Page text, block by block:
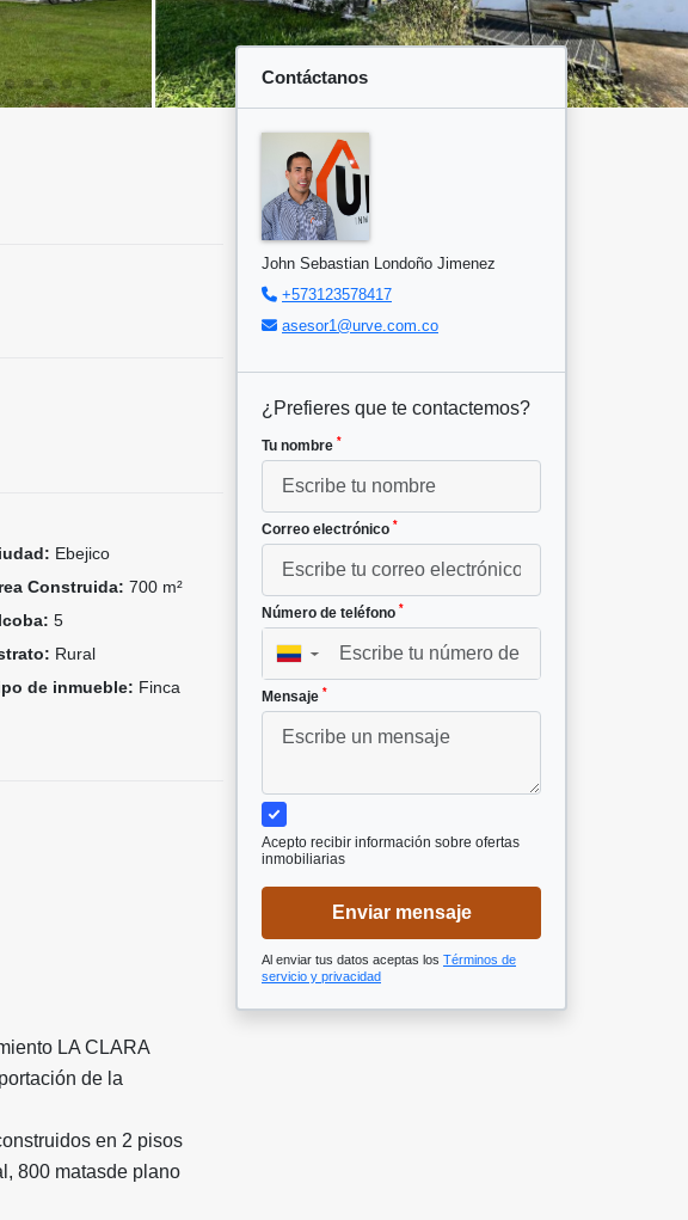
Ebejico
Construida: 700 m²
5
Rural
de inmueble: Finca
LA CLARA
de la
en 2 pisos
800 matasde plano
Contáctanos
John Sebastian Londoño Jimenez
+573123578417
asesor1@urve.com.co
¿Prefieres que te contactemos?
Tu nombre *
Correo electrónico *
Número de teléfono *
▼
Mensaje *
Acepto recibir información sobre ofertas
inmobiliarias
Enviar mensaje
Al enviar tus datos aceptas los Términos de
servicio y privacidad